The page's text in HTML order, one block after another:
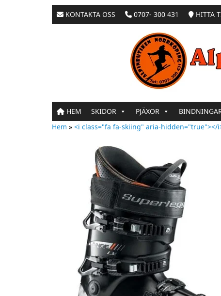
KONTAKTA OSS 0707- 300 431 HITTA
HEM SKIDOR PJÄXOR
Hem » <i class="fa fa-skiing" aria-hidden="true"></